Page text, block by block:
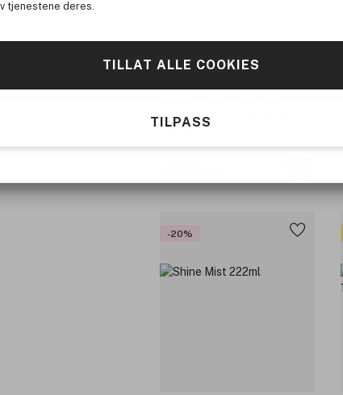
tjenestene deres.
TILLAT ALLE COOKIES
TILPASS
Scandal All Over Shower Gel
-20%